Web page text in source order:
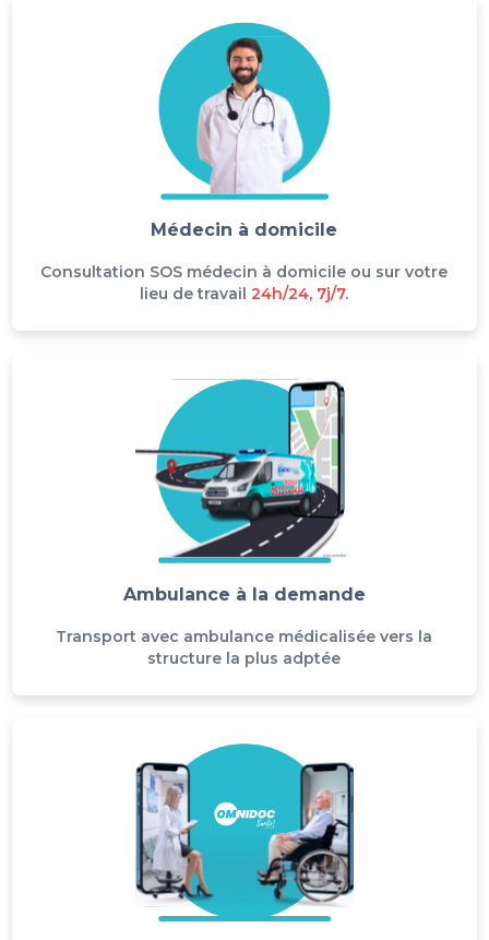
Médecin à domicile
Consultation SOS médecin à domicile ou sur votre
lieu de travail 24h/24, 7j/7.
Ambulance à la demande
Transport avec ambulance médicalisée vers la
structure la plus adptée